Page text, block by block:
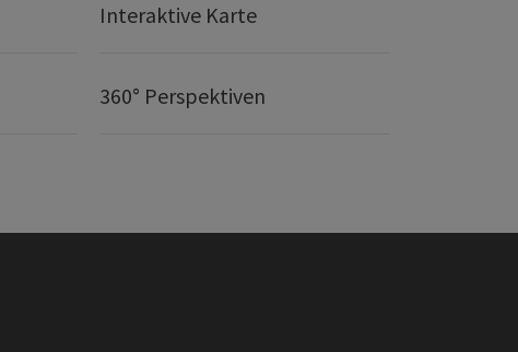
Interaktive Karte
360° Perspektiven